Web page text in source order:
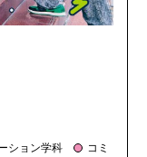
ション学科 コミ